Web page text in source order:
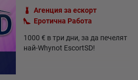
Агенция за ескорт
Еротична Работа
1000 € в три дни, за да печелят
най-Whynot EscortSD!